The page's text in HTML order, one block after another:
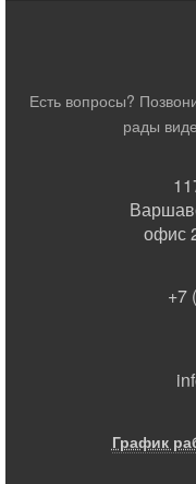
Есть вопросы?
рады
офис
+7
График